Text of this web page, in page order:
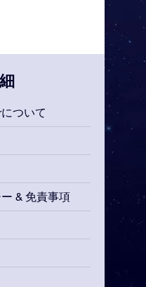
ついて
& 免責事項